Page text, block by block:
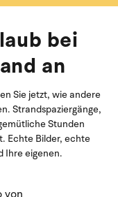
bei
an
Sie jetzt, wie andere
Strandspaziergänge,
Stunden
Echte Bilder, echte
Ihre eigenen.